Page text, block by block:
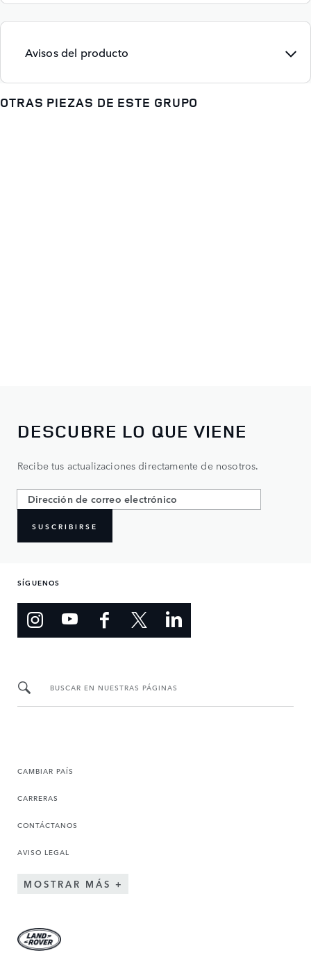
Avisos del producto
OTRAS PIEZAS DE ESTE GRUPO
DESCUBRE LO QUE VIENE
Recibe tus actualizaciones directamente de nosotros.
SUSCRIBIRSE
SÍGUENOS
BUSCAR EN NUESTRAS PÁGINAS
CAMBIAR PAÍS
CARRERAS
CONTÁCTANOS
AVISO LEGAL
MOSTRAR MÁS